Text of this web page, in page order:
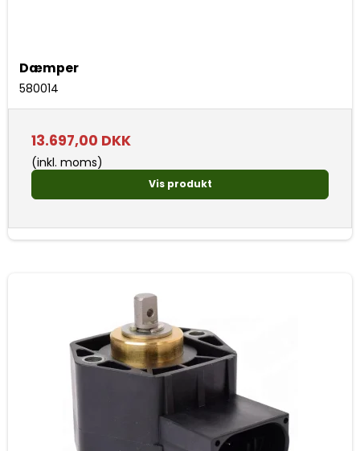
Dæmper
580014
13.697,00 DKK
(inkl. moms)
Vis produkt